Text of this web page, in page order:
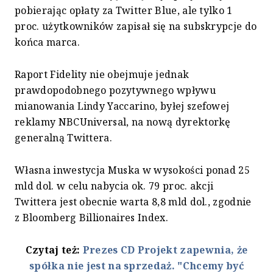
pobierając opłaty za Twitter Blue, ale tylko 1
proc. użytkowników zapisał się na subskrypcje do
końca marca.
Raport Fidelity nie obejmuje jednak
prawdopodobnego pozytywnego wpływu
mianowania Lindy Yaccarino, byłej szefowej
reklamy NBCUniversal, na nową dyrektorkę
generalną Twittera.
Własna inwestycja Muska w wysokości ponad 25
mld dol. w celu nabycia ok. 79 proc. akcji
Twittera jest obecnie warta 8,8 mld dol., zgodnie
z Bloomberg Billionaires Index.
Czytaj też: Prezes CD Projekt zapewnia, że
spółka nie jest na sprzedaż. "Chcemy być